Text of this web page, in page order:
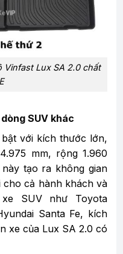
Vinfast Lux SA 2.0 chất
SUV khác
với kích thước lớn,
mm, rộng 1.960
tạo ra không gian
cho cả hành khách và
SUV như Toyota
Santa Fe, kích
xe của Lux SA 2.0 có